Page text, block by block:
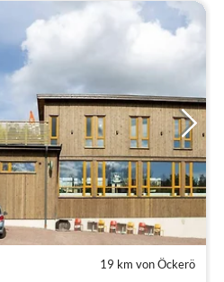
19 km von Öckerö